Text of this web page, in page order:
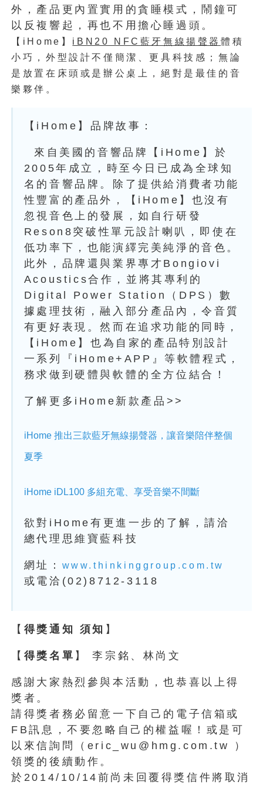
外，產品更內置實用的貪睡模式，鬧鐘可
以反複響起，再也不用擔心睡過頭。
【iHome】 iBN20 NFC藍牙無線揚聲器 體積
小巧，外型設計不僅簡潔、更具科技感；無論
是放置在床頭或是辦公桌上，絕對是最佳的音
樂夥伴。
【iHome】品牌故事：
來自美國的音響品牌【iHome】於
2005年成立，時至今日已成為全球知
名的音響品牌。除了提供給消費者功能
性豐富的產品外，【iHome】也沒有
忽視音色上的發展，如自行研發
Reson8突破性單元設計喇叭，即使在
低功率下，也能演繹完美純淨的音色。
此外，品牌還與業界專才Bongiovi
Acoustics合作，並將其專利的
Digital Power Station（DPS）數
據處理技術，融入部分產品內，令音質
有更好表現。然而在追求功能的同時，
【iHome】也為自家的產品特別設計
一系列『iHome+APP』等軟體程式，
務求做到硬體與軟體的全方位結合！
了解更多iHome新款產品>>
iHome 推出三款藍牙無線揚聲器，讓音樂陪伴整個
夏季
iHome iDL100 多組充電、享受音樂不間斷
欲對iHome有更進一步的了解，請洽
總代理思維寶藍科技
網址： www.thinkinggroup.com.tw
或電洽(02)8712-3118
【 得獎通知 須知 】
【 得獎名單 】 李宗銘、林尚文
感謝大家熱烈參與本活動，也恭喜以上得
獎者。
請得獎者務必留意一下自己的電子信箱或
FB訊息，不要忽略自己的權益喔！或是可
以來信詢問（eric_wu@hmg.com.tw ）
領獎的後續動作。
於2014/10/14前尚未回覆得獎信件將取消